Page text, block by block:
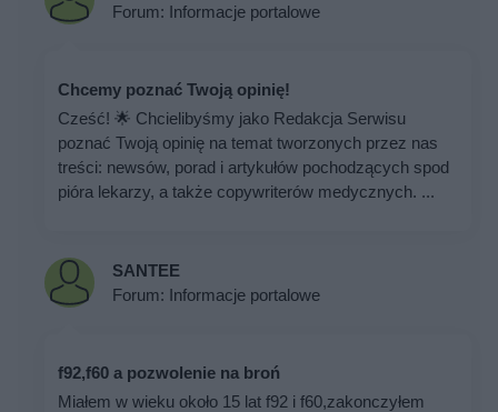
Forum: Informacje portalowe
Chcemy poznać Twoją opinię!
Cześć! 🌟 Chcielibyśmy jako Redakcja Serwisu
poznać Twoją opinię na temat tworzonych przez nas
treści: newsów, porad i artykułów pochodzących spod
pióra lekarzy, a także copywriterów medycznych. ...
SANTEE
Forum: Informacje portalowe
f92,f60 a pozwolenie na broń
Miałem w wieku około 15 lat f92 i f60,zakonczyłem